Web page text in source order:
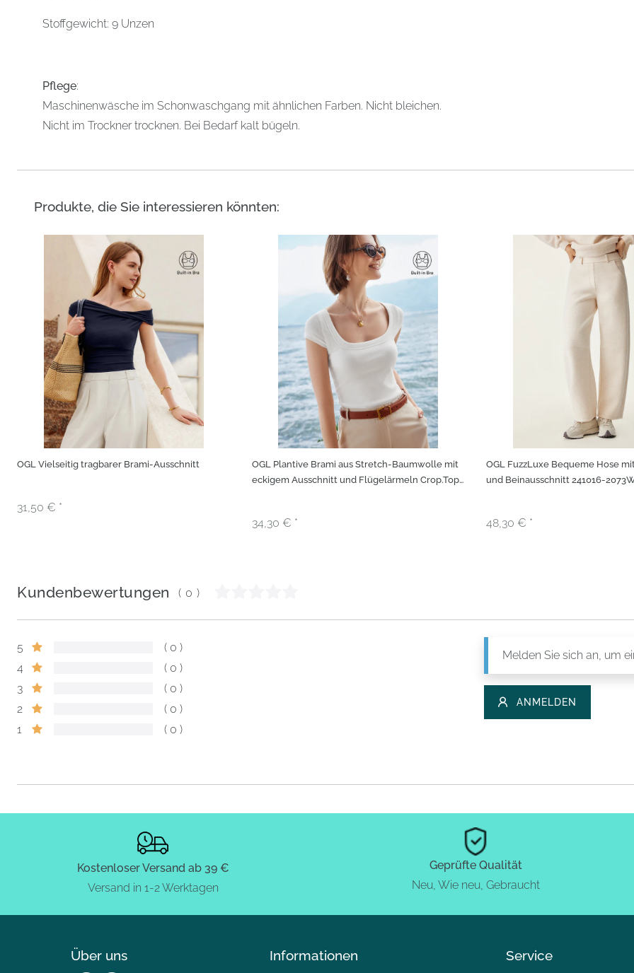
Stoffgewicht: 9 Unzen
Pflege:
Maschinenwäsche im Schonwaschgang mit ähnlichen Farben. Nicht bleichen.
Nicht im Trockner trocknen. Bei Bedarf kalt bügeln.
Produkte, die Sie interessieren könnten:
OGL Vielseitig tragbarer Brami-Ausschnitt
31,50 € *
OGL Plantive Brami aus Stretch-Baumwolle mit
eckigem Ausschnitt und Flügelärmeln Crop.Top
34,30 € *
OGL FuzzLuxe Bequeme Hose
und Beinausschnitt 241016-
48,30 € *
Kundenbewertungen (0)
5
0
4
0
3
0
2
0
1
0
Melden Sie sich an, um
ANMELDEN
Kostenloser Versand ab 39 €
Versand in 1-2 Werktagen
Geprüfte Qualität
Neu, Wie neu, Gebraucht
Über uns Informationen Service